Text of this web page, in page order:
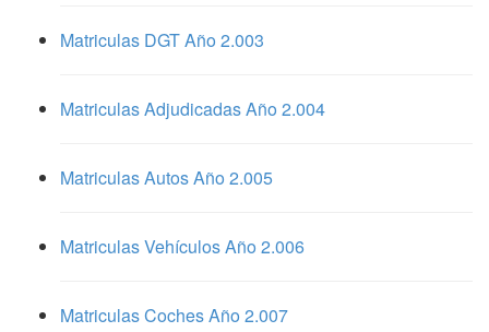
Matriculas DGT Año 2.003
Matriculas Adjudicadas Año 2.004
Matriculas Autos Año 2.005
Matriculas Vehículos Año 2.006
Matriculas Coches Año 2.007